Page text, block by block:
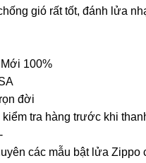
gió rất tốt, đánh lửa
100%
đời
kiểm tra hàng trước khi
các mẫu bật lửa